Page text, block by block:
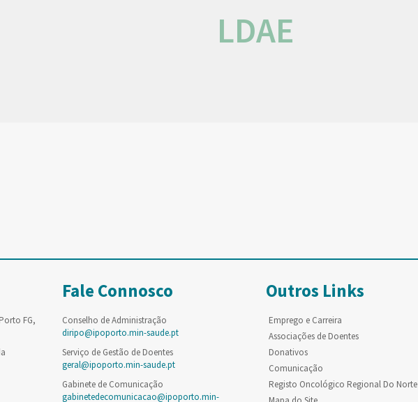
LDAE
FG,
Fale Connosco
Conselho de Administração
diripo@ipoporto.min-saude.pt
Serviço de Gestão de Doentes
geral@ipoporto.min-saude.pt
Gabinete de Comunicação
gabinetedecomunicacao@ipoporto.min-
Outros Links
Emprego e Carreira
Associações de Doentes
Donativos
Comunicação
Registo Oncológico Regional Do Norte